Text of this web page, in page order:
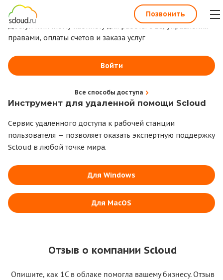
1С всегда под рукой
Доступ к личному кабинету для работы с 1С, управления
правами, оплаты счетов и заказа услуг
Войти
Все способы доступа
Инструмент для удаленной помощи Scloud
Сервис удаленного доступа к рабочей станции
пользователя — позволяет оказать экспертную поддержку
Scloud в любой точке мира.
Для Windows
Для MacOS
Позвонить
Отзыв о компании Scloud
Опишите, как 1С в облаке помогла вашему бизнесу. Отзыв